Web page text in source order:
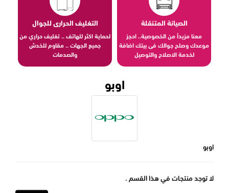
الصيانة المتنقلة
معنا مزيداً من الخصوصية.. احجز
موعدك وصلح جوالك فى بيتك اضافة
لخدمة الاصلاح والتوصيل
التغليف الحرارى للجوال
لحماية اكثر للهاتف .. تغليف حراري من
جميع الجهات .. مقاوم للخدش
والصدمات
اوبو
اوبو
لا توجد منتجات في هذا القسم .